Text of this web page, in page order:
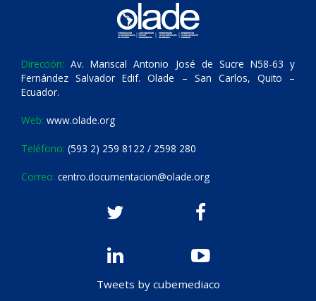
Dirección: Av. Mariscal Antonio José de Sucre N58-63 y
Fernández Salvador Edif. Olade – San Carlos, Quito –
Ecuador.
Web: www.olade.org
Teléfono: (593 2) 259 8122 / 2598 280
Correo: centro.documentacion@olade.org
Tweets by cubemediaco